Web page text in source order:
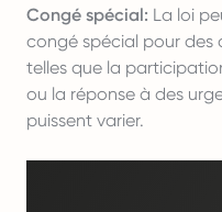
Congé spécial: La loi
congé spécial pour des
telles que la
ou la réponse à des
puissent varier.